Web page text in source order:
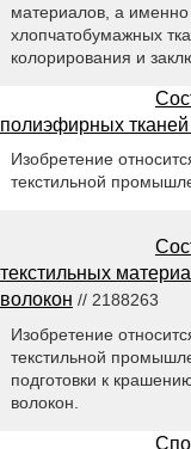
материалов, а именно
хлопчатобумажных
колорирования и
полиэфирных
Изобретение
текстильной
текстильных
волокон // 2188263
Изобретение
текстильной
подготовки к
волокон.